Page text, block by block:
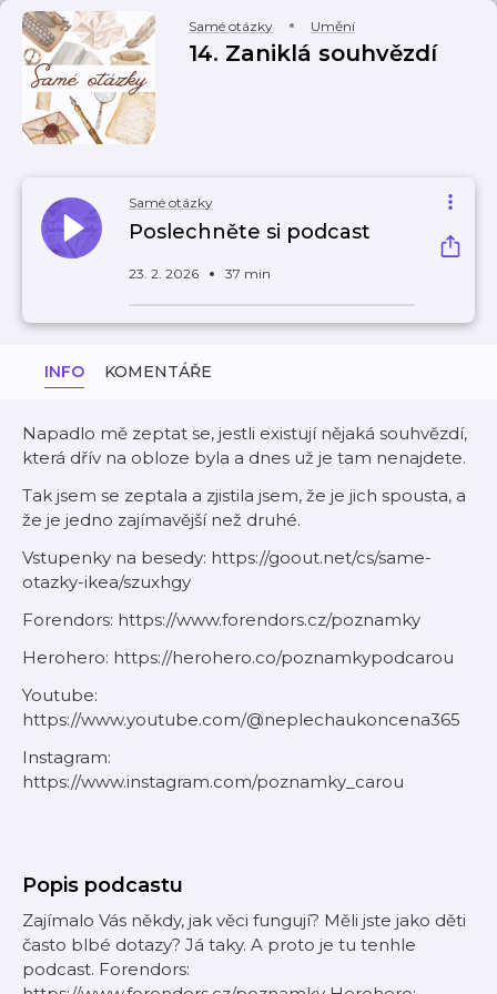
Samé otázky Umění
14. Zaniklá souhvězdí
Samé otázky
Poslechněte si podcast
23. 2. 2026 37 min
INFO KOMENTÁŘE
Napadlo mě zeptat se, jestli existují nějaká souhvězdí,
která dřív na obloze byla a dnes už je tam nenajdete.
Tak jsem se zeptala a zjistila jsem, že je jich spousta, a
že je jedno zajímavější než druhé.
Vstupenky na besedy: https://goout.net/cs/same-
otazky-ikea/szuxhgy
Forendors: https://www.forendors.cz/poznamky
Herohero: https://herohero.co/poznamkypodcarou
Youtube:
https://www.youtube.com/@neplechaukoncena365
Instagram:
https://www.instagram.com/poznamky_carou
Popis podcastu
Zajímalo Vás někdy, jak věci fungují? Měli jste jako děti
často blbé dotazy? Já taky. A proto je tu tenhle
podcast. Forendors: